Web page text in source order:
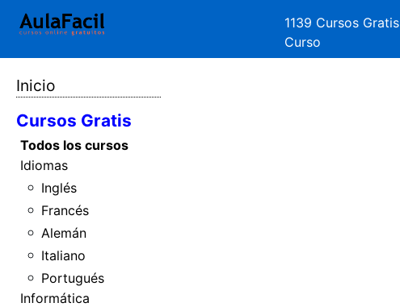
1139 Cursos Gratis
Curso
Inicio
Cursos Gratis
Todos los cursos
Idiomas
Inglés
Francés
Alemán
Italiano
Portugués
Informática